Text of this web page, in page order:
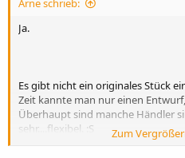
Arne schrieb:
Ja.
Es gibt nicht ein originales Stück
Zeit kannte man nur einen
Überhaupt sind manche Händler
sehr....flexibel. :S
Zum